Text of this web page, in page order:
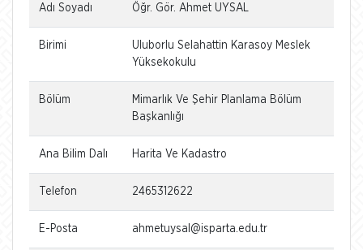
Adı Soyadı Öğr. Gör. Ahmet UYSAL
Birimi
Uluborlu Selahattin Karasoy Meslek
Yüksekokulu
Bölüm
Mimarlık Ve Şehir Planlama Bölüm
Başkanlığı
Ana Bilim Dalı Harita Ve Kadastro
Telefon 2465312622
E-Posta ahmetuysal@isparta.edu.tr